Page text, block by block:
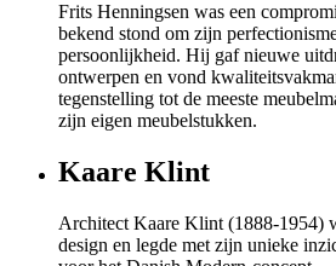
Frits Henningsen was een
bekend stond om zijn
persoonlijkheid. Hij gaf nieuwe
ontwerpen en vond
tegenstelling tot de meeste
zijn eigen meubelstukken.
Kaare Klint
Architect Kaare Klint (1888-1954)
design en legde met zijn unieke